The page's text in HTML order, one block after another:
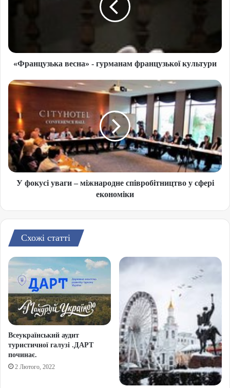
«Французька весна» - гурманам французької культури
У фокусі уваги – міжнародне співробітництво у сфері
економіки
Схожі статті
Всеукраїнський аудит
туристичної галузі .ДАРТ
починає.
2 Лютого, 2022